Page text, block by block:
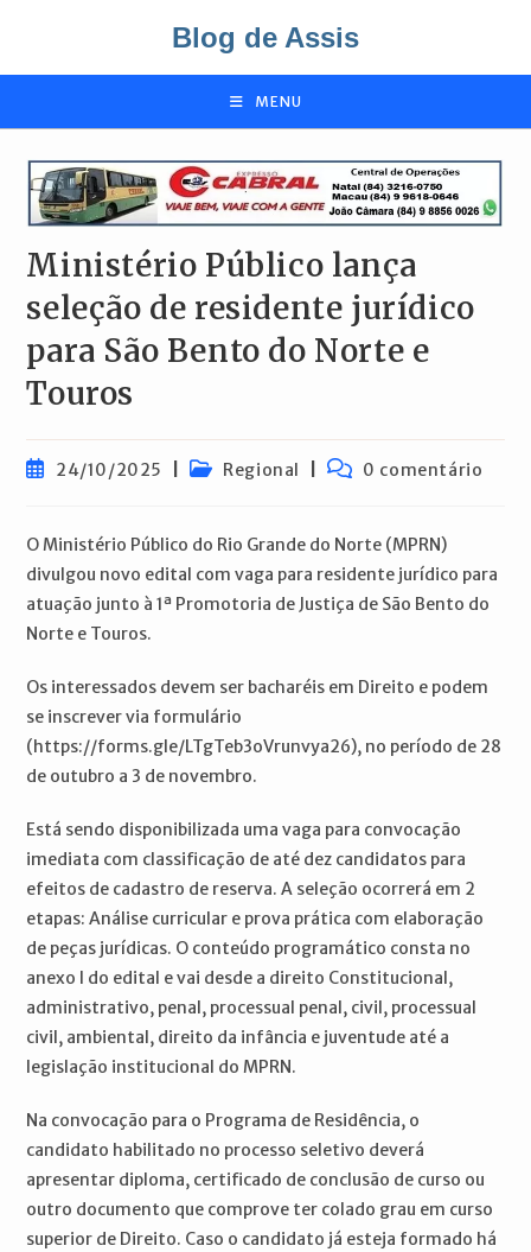
o
Blog de Assis
MENU
Ministério Público lança
seleção de residente jurídico
para São Bento do Norte e
Touros
Post24/10/2025
Categoria
Regional
Comentários
0 comentário
O Ministério Público do Rio Grande do Norte (MPRN)
divulgou novo edital com vaga para residente jurídico para
atuação junto à 1ª Promotoria de Justiça de São Bento do
Norte e Touros.
Os interessados devem ser bacharéis em Direito e podem
se inscrever via formulário
(https://forms.gle/LTgTeb3oVrunvya26), no período de 28
de outubro a 3 de novembro.
Está sendo disponibilizada uma vaga para convocação
imediata com classificação de até dez candidatos para
efeitos de cadastro de reserva. A seleção ocorrerá em 2
etapas: Análise curricular e prova prática com elaboração
de peças jurídicas. O conteúdo programático consta no
anexo I do edital e vai desde a direito Constitucional,
administrativo, penal, processual penal, civil, processual
civil, ambiental, direito da infância e juventude até a
legislação institucional do MPRN.
Na convocação para o Programa de Residência, o
candidato habilitado no processo seletivo deverá
apresentar diploma, certificado de conclusão de curso ou
outro documento que comprove ter colado grau em curso
superior de Direito. Caso o candidato já esteja formado há